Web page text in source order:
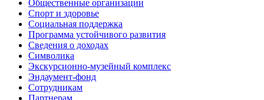
Общественные организации
Спорт и здоровье
Социальная поддержка
Программа устойчивого развития
Сведения о доходах
Символика
Экскурсионно-музейный комплекс
Эндаумент-фонд
Сотрудникам
Партнерам